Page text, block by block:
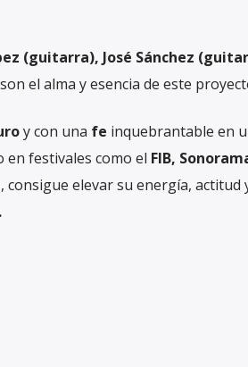
(guitarra), José Sánchez
el alma y esencia de este
y con una fe inquebrantable en
festivales como el FIB,
consigue elevar su energía, actitud